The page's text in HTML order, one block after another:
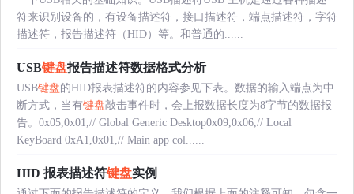
符来识别设备的，有设备描述符，接口描述符，端点描述符，字符
描述符，报告描述符（HID）等。和普通的......
USB键盘报告描述符数据格式分析
USB键盘的HID报表描述符的内容参见下表。数据的输入端点为中
断方式，当有键盘敲击事件时，会上报数据长度为8字节的数据报
告。0x05,0x01,// Global Generic Desktop0x09,0x06,// Local
KeyBoard 0xA1,0x01,// Main app col......
HID 报表描述符键盘实例